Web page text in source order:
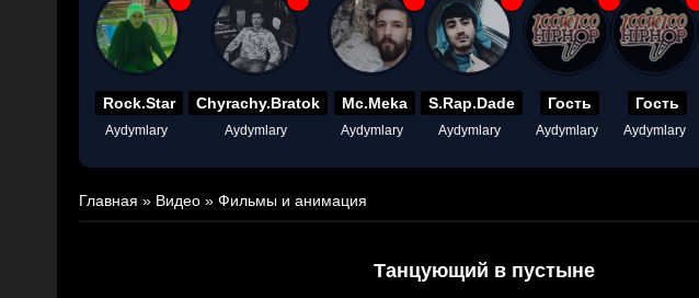
Rock.Star
Aydymlary
Chyrachy.Bratok
Aydymlary
Mc.Meka
Aydymlary
S.Rap.Dade
Aydymlary
Гость
Aydymlary
Гость
Aydymlary
Главная » Видео » Фильмы и анимация
Танцующий в пустыне